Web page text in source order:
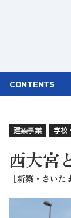
CONTENTS
建築事業 学校
西大宮
［新築・さいた